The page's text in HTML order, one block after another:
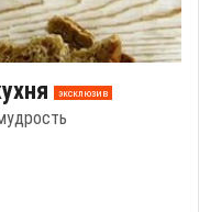
эксклюзив